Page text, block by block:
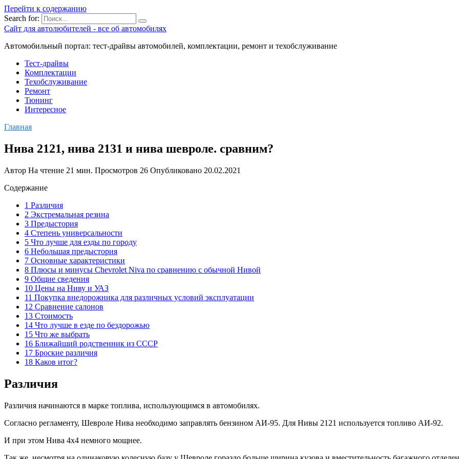
Перейти к содержанию
Search for:
Сайт для автолюбителей - все об автомобилях
Автомобильный портал: тест-драйвы автомобилей, комплектации, ремонт и техобслуживание
Тест-драйвы
Комплектации
Техобслуживание
Ремонт
Тюнинг
Интересное
Главная
Нива 2121, нива 2131 и нива шевроле. сравним?
Автор На чтение 21 мин. Просмотров 26 Опубликовано 20.02.2021
Содержание
1 Различия
2 Экстремальная резина
3 Предыстория
4 Степень универсальности
5 Что лучше для езды по городу
6 Небольшая предыстория
7 Основные характеристики
8 Плюсы и минусы Chevrolet Niva по сравнению с обычной Нивой
9 Общие сведения
10 Цены на Ниву и УАЗ
11 Покупка внедорожника для различных условий эксплуатации
12 Сравнение салонов
13 Стоимость
14 Что лучше в езде по бездорожью
15 Что же выбрать
16 Ближайший родственник из СССР
17 Броские различия
18 Каков итог?
Различия
Различия начинаются в марке топлива, использующимся в автомобилях.
Согласно регламенту, Шевроле Нива необходимо заправлять бензином АИ-95. Для Нивы 2121 используется топливо АИ-92.
И при этом Нива 4х4 немного мощнее.